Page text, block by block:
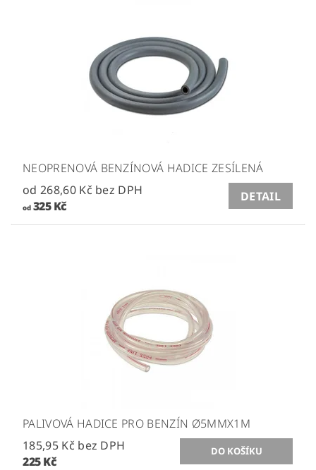
NEOPRENOVÁ BENZÍNOVÁ HADICE ZESÍLENÁ
od 268,60 Kč bez DPH
od325 Kč
DETAIL
PALIVOVÁ HADICE PRO BENZÍN Ø5MMX1M
185,95 Kč bez DPH
225 Kč